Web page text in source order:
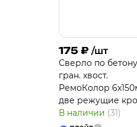
175 ₽ /шт
Сверло по
гран. хвост.
РемоКолор
две режущие
В наличии (31)